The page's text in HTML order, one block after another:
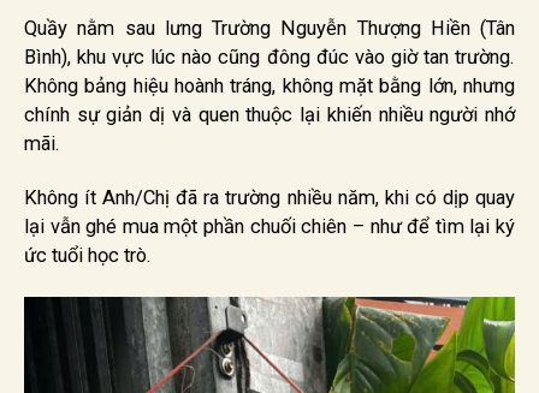
Quầy nằm sau lưng Trường Nguyễn Thượng Hiền (Tân
Bình), khu vực lúc nào cũng đông đúc vào giờ tan trường.
Không bảng hiệu hoành tráng, không mặt bằng lớn, nhưng
chính sự giản dị và quen thuộc lại khiến nhiều người nhớ
mãi.
Không ít Anh/Chị đã ra trường nhiều năm, khi có dịp quay
lại vẫn ghé mua một phần chuối chiên – như để tìm lại ký
ức tuổi học trò.